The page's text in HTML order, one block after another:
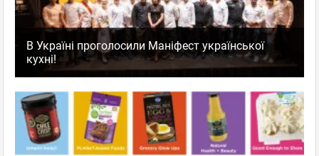
В Україні проголосили Маніфест української
кухні!